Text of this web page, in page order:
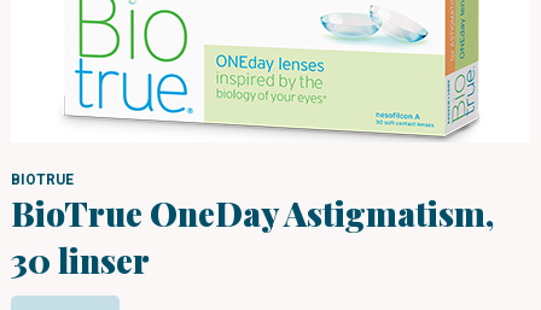
BIOTRUE
BioTrue OneDay Astigmatism,
30 linser